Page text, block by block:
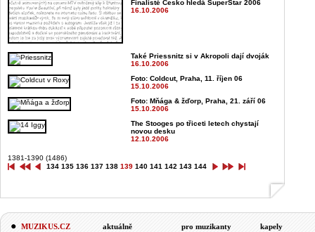
Finalisté Česko hledá SuperStar 2006
16.10.2006
Také Priessnitz si v Akropoli dají dvoják
16.10.2006
Foto: Coldcut, Praha, 11. říjen 06
15.10.2006
Foto: Mňága & žďorp, Praha, 21. září 06
15.10.2006
The Stooges po třiceti letech chystají
novou desku
12.10.2006
1381-1390 (1486)
134 135 136 137 138 139 140 141 142 143 144
MUZIKUS.CZ
aktuálně
pro muzikanty
kapely